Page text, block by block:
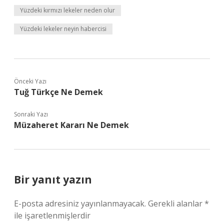
Yüzdeki kırmızı lekeler neden olur
Yüzdeki lekeler neyin habercisi
Önceki Yazı
Tuğ Türkçe Ne Demek
Sonraki Yazı
Müzaheret Kararı Ne Demek
Bir yanıt yazın
E-posta adresiniz yayınlanmayacak. Gerekli alanlar*
ile işaretlenmişlerdir